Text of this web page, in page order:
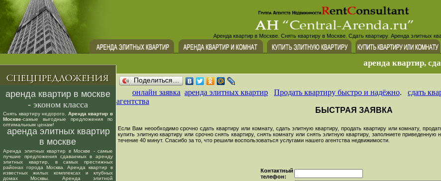
Аренда квартир в Москве. Снять квартиру в Москве. Сдать квартиру. Аренда элитных
аренда квартир,
аренда квартир в москве
- эконом класса
Снять квартиру недорого. Аренда квартир в
Москве-самые выгодные предложения по
оптимальным ценам!
аренда элитных квартир
в москве
Аренда элитных квартир в Москве - самые
лучшие предложения сдаваемых в аренду
элитных квартир, в самых престижных
районах города Москва. Аренда квартир в
известных жилых комплексах и клубных
домах Москвы. Аренда элитной
Поделиться…
онлайн заявка аренда элитных квартир Продать квартиру быстро и надёжно. сдать
агентства
БЫСТРАЯ ЗАЯВКА
Если Вам неообходимо срочно сдать квартиру или комнату, сдать элитную квартиру, продать квартиру или комнату,
купить элитную квартиру или срочно снять квартиру, снять комнату или снять элитную квартиру, заполниете
течение 40 минут. Спасибо за то, что решили воспользоваться услугами нашего агентства недвижимости.
Контактный
телефон: